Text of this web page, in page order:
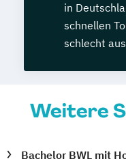
in
schnellen
schlecht aus
Weitere
Bachelor BWL mit